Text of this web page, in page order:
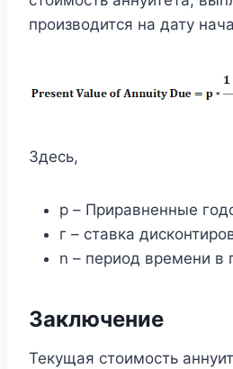
производится на дату
Здесь,
p – Приравненные
г – ставка
n – период времени в
Заключение
Текущая стоимость